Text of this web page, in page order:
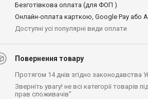
Безготівкова оплата (для ФОП )
Онлайн-оплата карткою, Google Pay або
Доступні усі популярні види оплати
Повернення товару
Протягом 14 днів згідно законодавства
Зверніть увагу! не всі категорії
прав споживачів"